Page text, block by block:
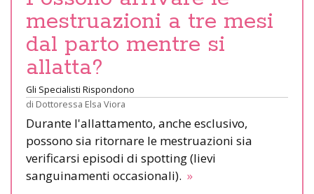
mestruazioni a tre mesi
dal parto mentre si
allatta?
Gli Specialisti Rispondono
di Dottoressa Elsa Viora
Durante l'allattamento, anche esclusivo,
possono sia ritornare le mestruazioni sia
verificarsi episodi di spotting (lievi
sanguinamenti occasionali). »